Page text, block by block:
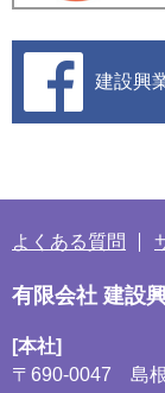
建設興
よくある質問
有限会社 建設
[本社]
〒690-0047
島